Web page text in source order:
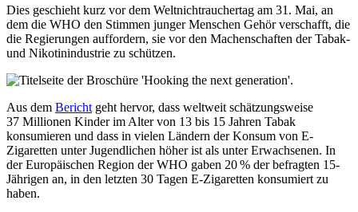
Dies geschieht kurz vor dem Weltnichtrauchertag am 31. Mai, an
dem die WHO den Stimmen junger Menschen Gehör verschafft, die
die Regierungen auffordern, sie vor den Machenschaften der Tabak-
und Nikotinindustrie zu schützen.
Aus dem Bericht geht hervor, dass weltweit schätzungsweise
37 Millionen Kinder im Alter von 13 bis 15 Jahren Tabak
konsumieren und dass in vielen Ländern der Konsum von E-
Zigaretten unter Jugendlichen höher ist als unter Erwachsenen. In
der Europäischen Region der WHO gaben 20 % der befragten 15-
Jährigen an, in den letzten 30 Tagen E-Zigaretten konsumiert zu
haben.